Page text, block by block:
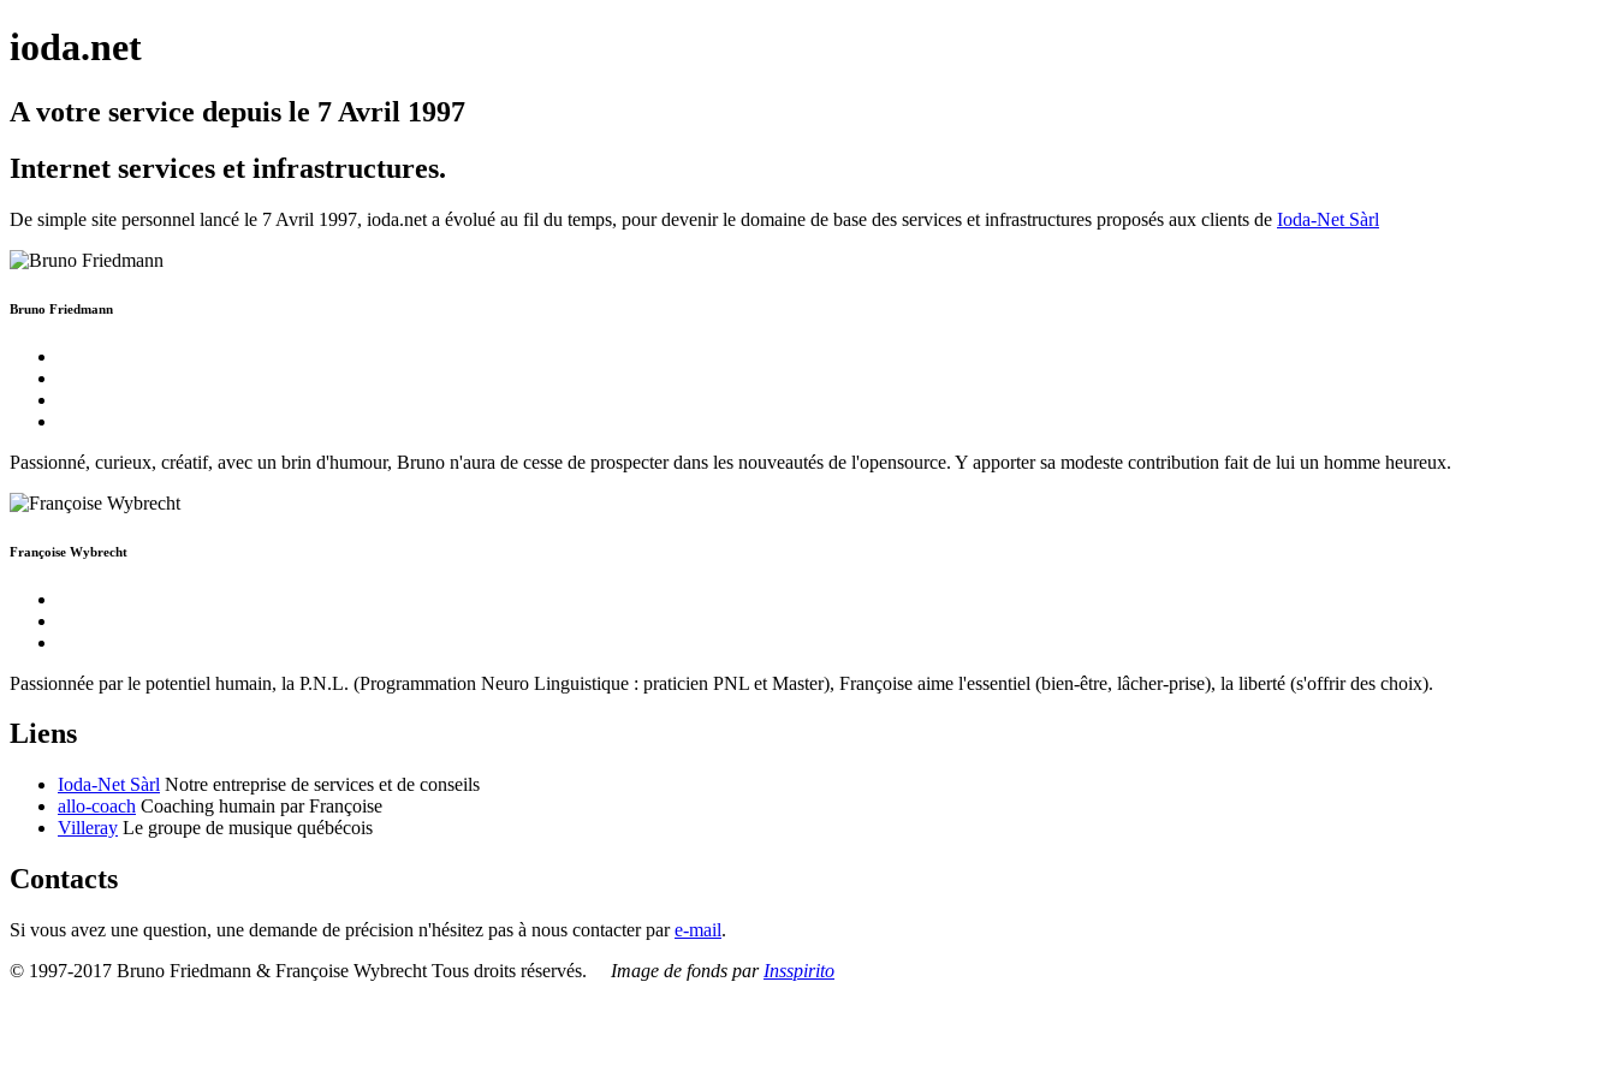
ioda.net
A votre service depuis le 7 Avril 1997
Internet services et infrastructures.
De simple site personnel lancé le 7 Avril 1997, ioda.net a évolué au fil du temps, pour devenir le domaine de base des services et infrastructures proposés aux clients de Ioda-Net Sàrl
Bruno Friedmann
Passionné, curieux, créatif, avec un brin d'humour, Bruno n'aura de cesse de prospecter dans les nouveautés de l'opensource. Y apporter sa modeste contribution fait de lui un homme heureux.
Françoise Wybrecht
Passionnée par le potentiel humain, la P.N.L. (Programmation Neuro Linguistique : praticien PNL et Master), Françoise aime l'essentiel (bien-être, lâcher-prise), la liberté (s'offrir des choix).
Liens
Ioda-Net Sàrl Notre entreprise de services et de conseils
allo-coach Coaching humain par Françoise
Villeray Le groupe de musique québécois
Contacts
Si vous avez une question, une demande de précision n'hésitez pas à nous contacter pare-mail.
© 1997-2017 Bruno Friedmann & Françoise Wybrecht Tous droits réservés. Image de fonds par Insspirito